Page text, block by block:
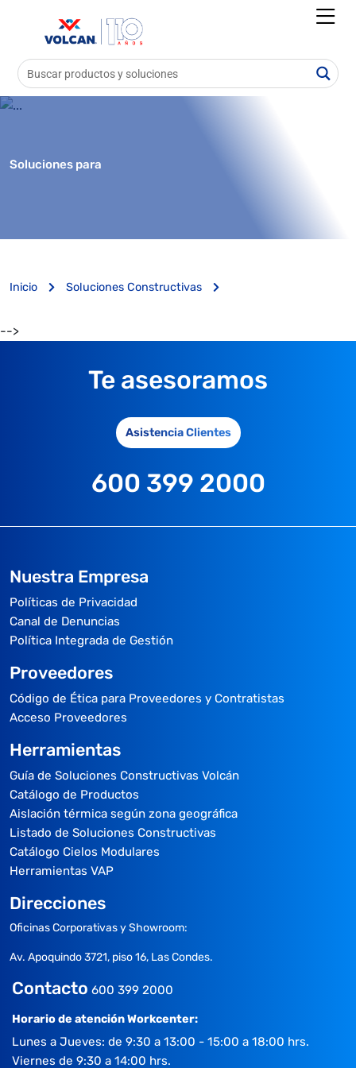
Soluciones para
Inicio Soluciones Constructivas
-->
Te asesoramos
Asistencia Clientes
600 399 2000
Nuestra Empresa
Políticas de Privacidad
Canal de Denuncias
Política Integrada de Gestión
Proveedores
Código de Ética para Proveedores y Contratistas
Acceso Proveedores
Herramientas
Guía de Soluciones Constructivas Volcán
Catálogo de Productos
Aislación térmica según zona geográfica
Listado de Soluciones Constructivas
Catálogo Cielos Modulares
Herramientas VAP
Direcciones
Oficinas Corporativas y Showroom:
Av. Apoquindo 3721, piso 16, Las Condes.
Contacto 600 399 2000
Horario de atención Workcenter:
Lunes a Jueves: de 9:30 a 13:00 - 15:00 a 18:00 hrs.
Viernes de 9:30 a 14:00 hrs.